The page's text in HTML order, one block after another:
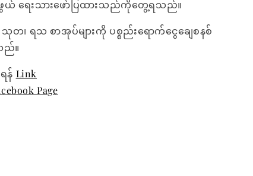
ယ် ရေးသားဖော်ပြထားသည်ကိုတွေ့ရသည်။
တ၊ ရသ စာအုပ်များကို ပစ္စည်းရောက်ငွေချေစနစ်
ည်။
န် Link
Page